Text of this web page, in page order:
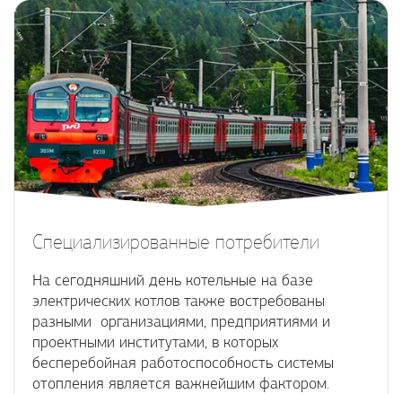
Специализированные потребители
На сегодняшний день котельные на базе
электрических котлов также востребованы
разными организациями, предприятиями и
проектными институтами, в которых
бесперебойная работоспособность системы
отопления является важнейшим фактором.